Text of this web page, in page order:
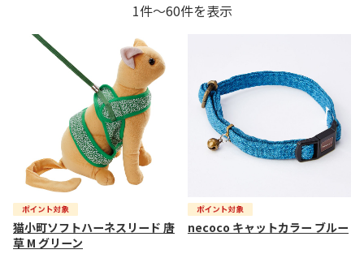
1件～60件を表示
猫小町ソフトハーネスリード 唐
草 M グリーン
necoco キャットカラー ブルー